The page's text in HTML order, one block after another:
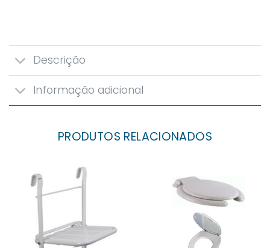
Descrição
Informação adicional
PRODUTOS RELACIONADOS